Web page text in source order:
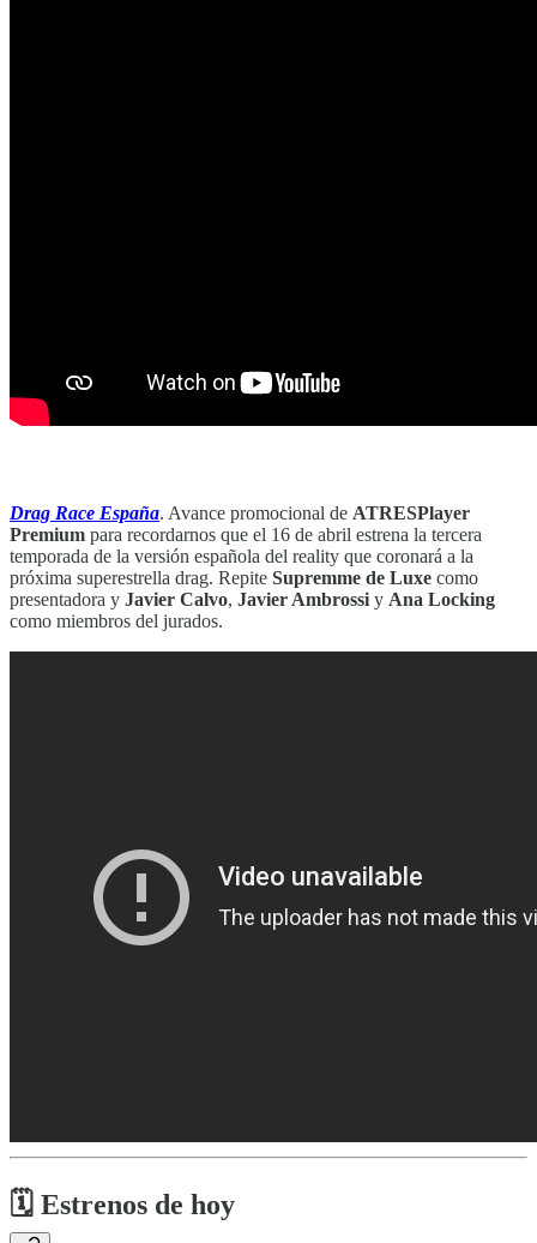
Drag Race España. Avance promocional de ATRESPlayer
Premium para recordarnos que el 16 de abril estrena la tercera
temporada de la versión española del reality que coronará a la
próxima superestrella drag. Repite Supremme de Luxe como
presentadora y Javier Calvo, Javier Ambrossi y Ana Locking
como miembros del jurados.
🗓 Estrenos de hoy